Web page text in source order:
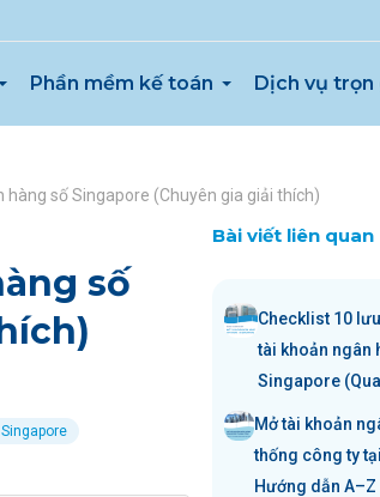
Phần mềm kế toán Dịch vụ trọn
hàng số Singapore (Chuyên gia giải thích)
số
Bài viết liên quan
Checklist 10
tài khoản ngân
Singapore
Mở tài khoản
thống công ty
Hướng dẫn